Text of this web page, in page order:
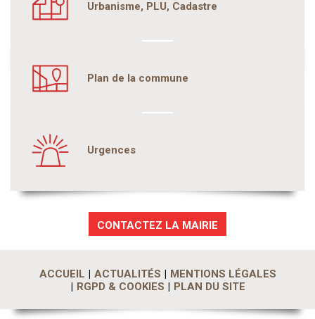
Urbanisme, PLU, Cadastre
Plan de la commune
Urgences
CONTACTEZ LA MAIRIE
ACCUEIL ACTUALITÉS
MENTIONS LÉGALES
RGPD & COOKIES
PLAN DU SITE